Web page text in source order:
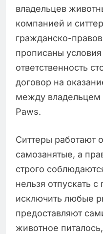
владельцев
компанией и
гражданско-
прописаны
ответственность
договор на
между владельцем
Paws.
Ситтеры работают
самозанятые, а
строго
нельзя отпускать
исключить любые
предоставляют
животное